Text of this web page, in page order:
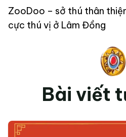
ZooDoo – sở thú thân
cực thú vị ở Lâm Đồng
Bài viết